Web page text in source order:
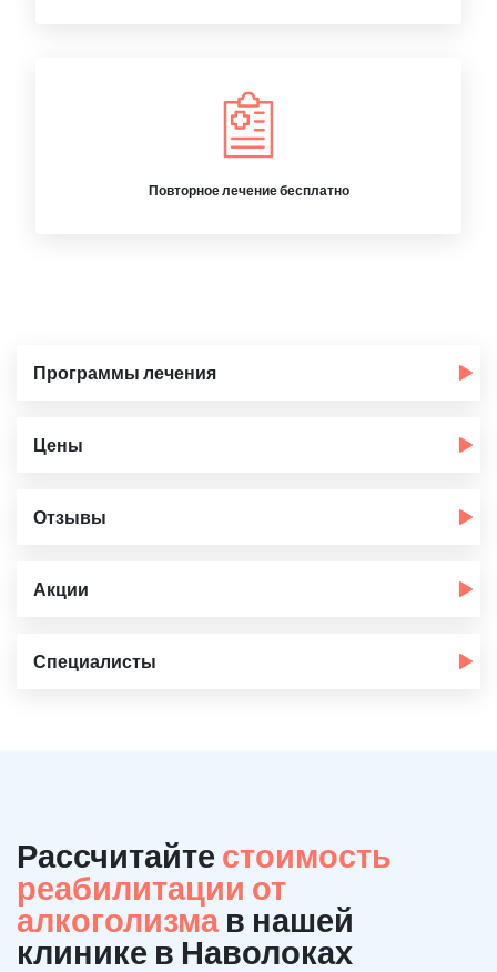
Повторное лечение бесплатно
Программы лечения
Цены
Отзывы
Акции
Специалисты
Рассчитайте стоимость
реабилитации от
алкоголизма в нашей
клинике в Наволоках